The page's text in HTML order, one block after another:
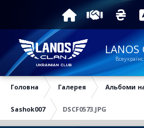
Головна Галерея Альбоми
Sashok007 DSCF0573.JPG